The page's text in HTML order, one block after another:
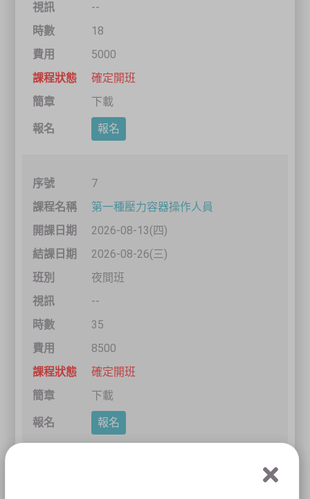
--
18
5000
確定開班
下載
報名
7
第一種壓力容器操作人員
2026-08-13(四)
2026-08-26(三)
夜間班
--
35
8500
確定開班
下載
報名